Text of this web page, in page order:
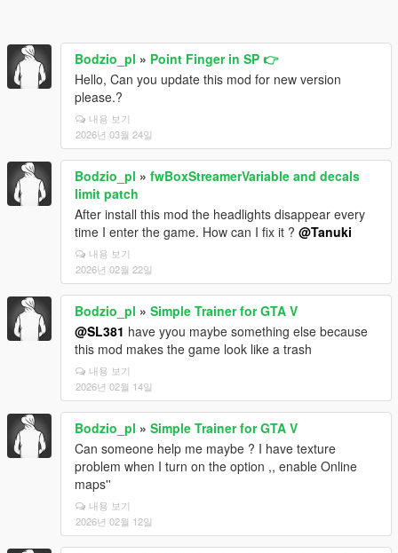
Bodzio_pl » Point Finger in SP 👉
Hello, Can you update this mod for new version
please.?
내용 보기
2026년 03월 24일
Bodzio_pl » fwBoxStreamerVariable and decals
limit patch
After install this mod the headlights disappear every
time I enter the game. How can I fix it ? @Tanuki
내용 보기
2026년 02월 22일
Bodzio_pl » Simple Trainer for GTA V
@SL381 have yyou maybe something else because
this mod makes the game look like a trash
내용 보기
2026년 02월 14일
Bodzio_pl » Simple Trainer for GTA V
Can someone help me maybe ? I have texture
problem when I turn on the option ,, enable Online
maps''
내용 보기
2026년 02월 12일